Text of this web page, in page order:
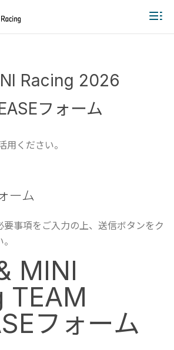
Racing 2026
フォーム
用ください。
ーム
要事項をご入力の上、送信ボタンをク
MINI
TEAM
フォーム